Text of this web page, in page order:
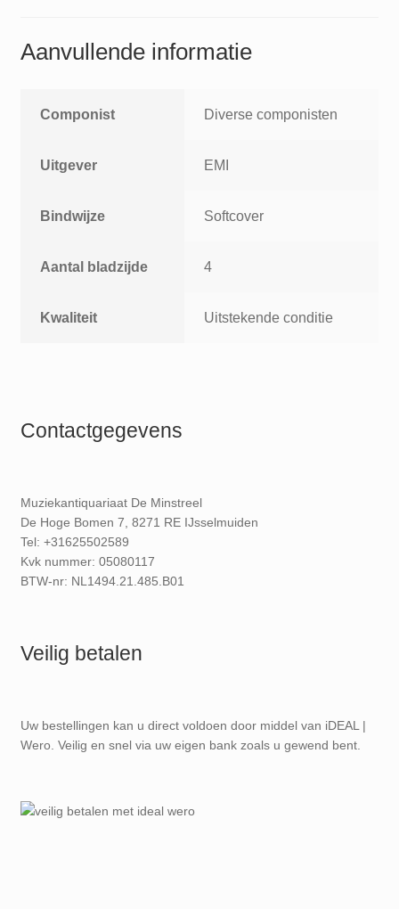
aantal
Aanvullende informatie
Componist Diverse componisten
Uitgever EMI
Bindwijze Softcover
Aantal bladzijde 4
Kwaliteit Uitstekende conditie
Contactgegevens
Muziekantiquariaat De Minstreel
De Hoge Bomen 7, 8271 RE IJsselmuiden
Tel: +31625502589
Kvk nummer: 05080117
BTW-nr: NL1494.21.485.B01
Veilig betalen
Uw bestellingen kan u direct voldoen door middel van iDEAL |
Wero. Veilig en snel via uw eigen bank zoals u gewend bent.